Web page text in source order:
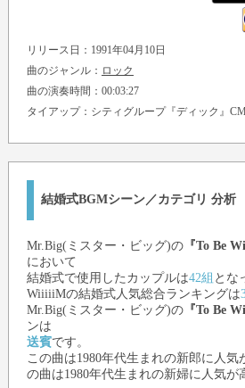
リリース日：1991年04月10日
曲のジャンル： ロック
曲の演奏時間：00:03:27
タイアップ：シティグループ『ディック』
結婚式BGMシーン／カテゴリ 分析
Mr.Big(ミスター・ビッグ)の『To Be
において
結婚式で使用したカップルは42組 とな
WiiiiiMの結婚式人気総合ランキングは
Mr.Big(ミスター・ビッグ)の『To Be
ンは
送賓です。
この曲は1980年代生まれの新郎に人気
の曲は1980年代生まれの新婦に人気が